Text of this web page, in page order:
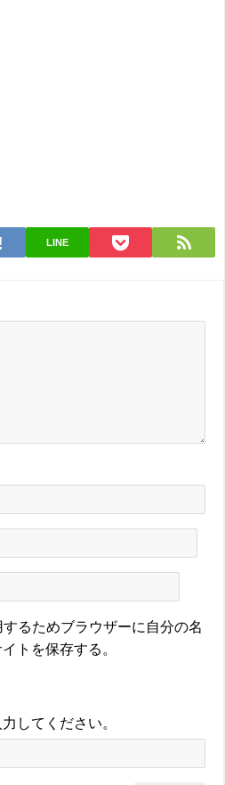
LINE
るためブラウザーに自分の名
トを保存する。
してください。